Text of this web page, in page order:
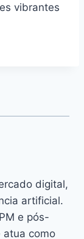
vibrantes
digital,
artificial.
e pós-
atua como